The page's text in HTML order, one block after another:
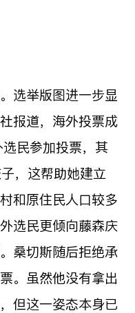
选举版图进一步显
报道，海外投票成
民参加投票，其
，这帮助她建立
和原住民人口较多
选民更倾向藤森庆
桑切斯随后拒绝承
。虽然他没有拿出
但这一姿态本身已